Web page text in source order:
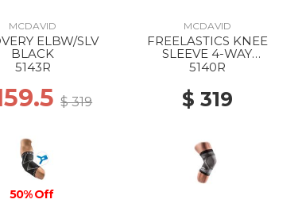
MCDAVID
ELBW/SLV
BLACK
5143R
$ 319
50% Off
MCDAVID
FREELASTICS KNEE
SLEEVE 4-WAY
SEAMLESS ELASTIC
5140R
$ 319